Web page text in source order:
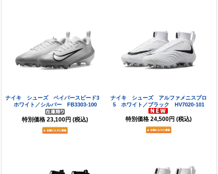
ナイキ シューズ ベイパースピード3
ホワイト／シルバー FB3303-100
特別価格 23,100円 (税込)
ナイキ シューズ アルファメニスプロ
5 ホワイト／ブラック HV7020-101
特別価格 24,500円 (税込)